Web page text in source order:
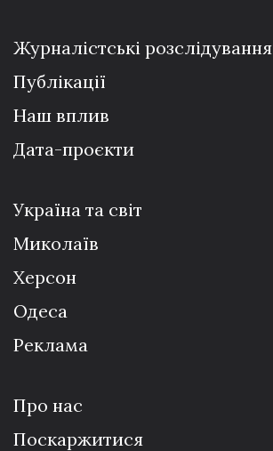
Журналістські розслідування
Публікації
Наш вплив
Дата-проєкти
Україна та світ
Миколаїв
Херсон
Одеса
Реклама
Про нас
Поскаржитися